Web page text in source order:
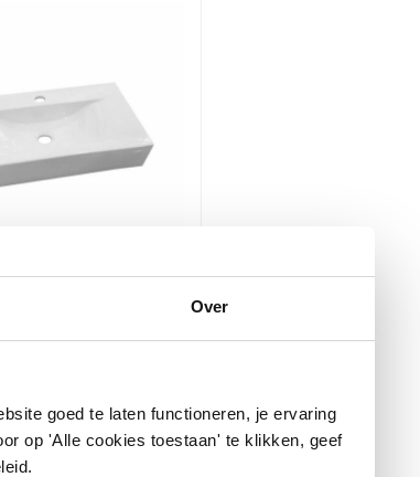
Over
goed te laten functioneren, je ervaring
op 'Alle cookies toestaan' te klikken, geef
203,16
167,90